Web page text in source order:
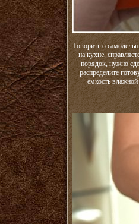
Говорить о
на кухне,
порядок, нужно
распределите
емкость влажной